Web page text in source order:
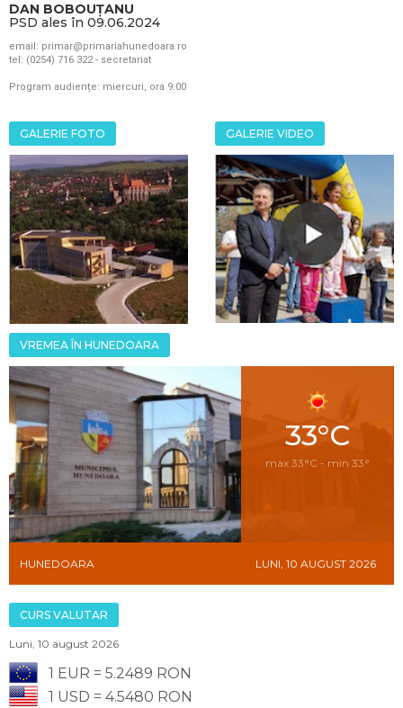
DAN BOBOUȚANU
PSD ales în 09.06.2024
email: primar@primariahunedoara.ro
tel: (0254) 716 322 - secretariat
Program audiențe: miercuri, ora 9:00
GALERIE FOTO GALERIE VIDEO
VREMEA ÎN HUNEDOARA
33°C
max 33°C - min 33°
HUNEDOARA LUNI, 10 AUGUST 2026
CURS VALUTAR
Luni, 10 august 2026
1 EUR = 5.2489 RON
1 USD = 4.5480 RON